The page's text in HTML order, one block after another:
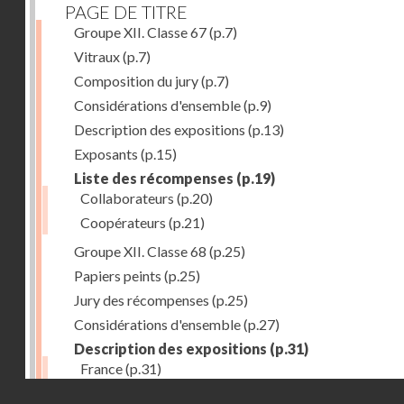
PAGE DE TITRE
Groupe XII. Classe 67(p.7)
Vitraux(p.7)
Composition du jury(p.7)
Considérations d'ensemble(p.9)
Description des expositions (p.13)
Exposants (p.15)
Liste des récompenses (p.19)
Collaborateurs (p.20)
Coopérateurs (p.21)
Groupe XII. Classe 68 (p.25)
Papiers peints (p.25)
Jury des récompenses (p.25)
Considérations d'ensemble(p.27)
Description des expositions (p.31)
France(p.31)